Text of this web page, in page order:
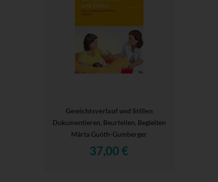
Gewichtsverlauf und Stillen
Dokumentieren, Beurteilen, Begleiten
Márta Guóth-Gumberger
37,00 €